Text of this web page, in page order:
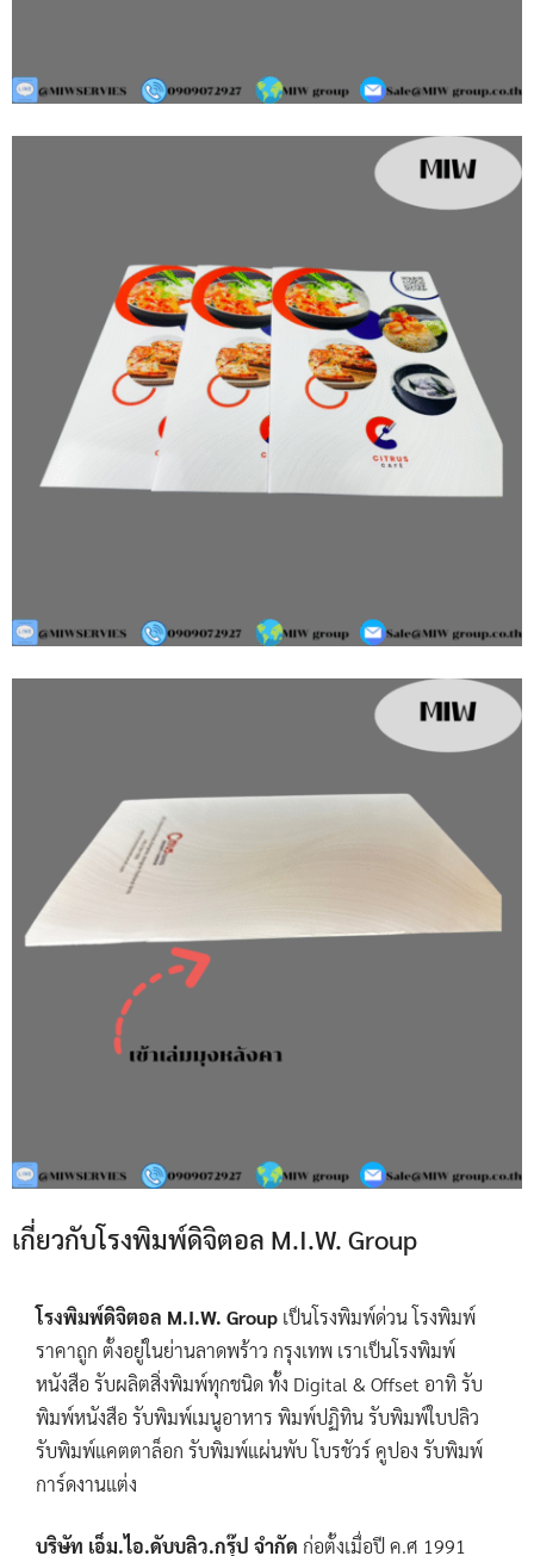
เกี่ยวกับโรงพิมพ์ดิจิตอล M.I.W. Group
โรงพิมพ์ดิจิตอล M.I.W. Group เป็นโรงพิมพ์ด่วน โรงพิมพ์
ราคาถูก ตั้งอยู่ในย่านลาดพร้าว กรุงเทพ เราเป็นโรงพิมพ์
หนังสือ รับผลิตสิ่งพิมพ์ทุกชนิด ทั้ง Digital & Offset อาทิ รับ
พิมพ์หนังสือ รับพิมพ์เมนูอาหาร พิมพ์ปฏิทิน รับพิมพ์ใบปลิว
รับพิมพ์แคตตาล็อก รับพิมพ์แผ่นพับ โบรชัวร์ คูปอง รับพิมพ์
การ์ดงานแต่ง
บริษัท เอ็ม.ไอ.ดับบลิว.กรุ๊ป จำกัด ก่อตั้งเมื่อปี ค.ศ 1991